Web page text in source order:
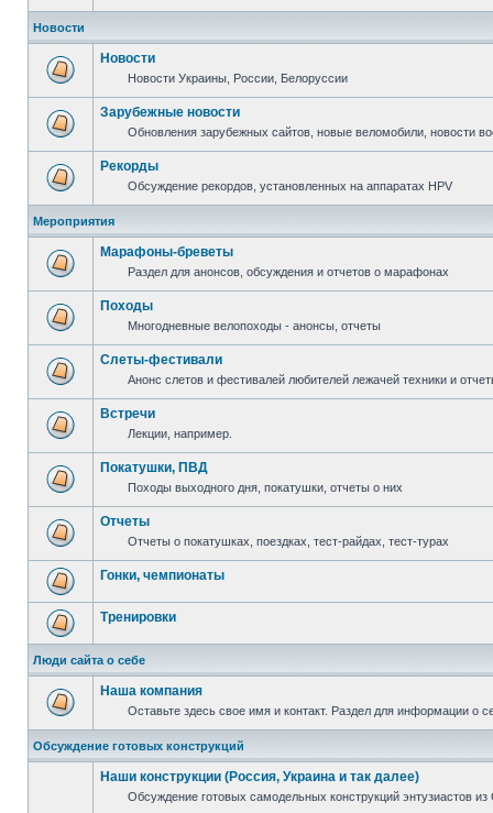
Новости
Новости
Новости Украины, России, Белоруссии
Зарубежные новости
Обновления зарубежных сайтов, новые веломобили, новости
Рекорды
Обсуждение рекордов, установленных на аппаратах HPV
Мероприятия
Марафоны-бреветы
Раздел для анонсов, обсуждения и отчетов о марафонах
Походы
Многодневные велопоходы - анонсы, отчеты
Слеты-фестивали
Анонс слетов и фестивалей любителей лежачей техники и
Встречи
Лекции, например.
Покатушки, ПВД
Походы выходного дня, покатушки, отчеты о них
Отчеты
Отчеты о покатушках, поездках, тест-райдах, тест-турах
Гонки, чемпионаты
Тренировки
Люди сайта о себе
Наша компания
Оставьте здесь свое имя и контакт. Раздел для информации о
Обсуждение готовых конструкций
Наши конструкции (Россия, Украина и так далее)
Обсуждение готовых самодельных конструкций энтузиастов